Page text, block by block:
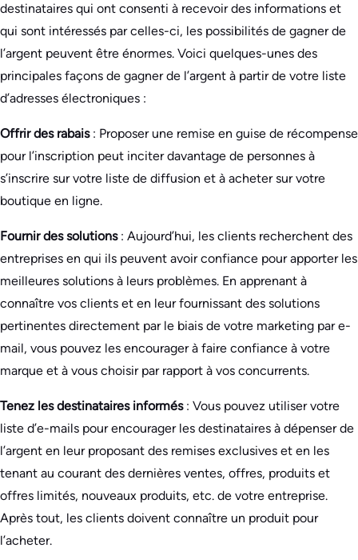
destinataires qui ont consenti à recevoir des informations et
qui sont intéressés par celles-ci, les possibilités de gagner de
l’argent peuvent être énormes. Voici quelques-unes des
principales façons de gagner de l’argent à partir de votre liste
d’adresses électroniques :
Offrir des rabais : Proposer une remise en guise de récompense
pour l’inscription peut inciter davantage de personnes à
s’inscrire sur votre liste de diffusion et à acheter sur votre
boutique en ligne.
Fournir des solutions : Aujourd’hui, les clients recherchent des
entreprises en qui ils peuvent avoir confiance pour apporter les
meilleures solutions à leurs problèmes. En apprenant à
connaître vos clients et en leur fournissant des solutions
pertinentes directement par le biais de votre marketing par e-
mail, vous pouvez les encourager à faire confiance à votre
marque et à vous choisir par rapport à vos concurrents.
Tenez les destinataires informés : Vous pouvez utiliser votre
liste d’e-mails pour encourager les destinataires à dépenser de
l’argent en leur proposant des remises exclusives et en les
tenant au courant des dernières ventes, offres, produits et
offres limités, nouveaux produits, etc. de votre entreprise.
Après tout, les clients doivent connaître un produit pour
l’acheter.